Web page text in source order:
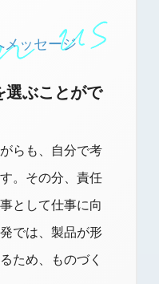
メッセージ
選ぶことがで
らも、自分で考
。その分、責任
として仕事に向
では、製品が形
ため、ものづく